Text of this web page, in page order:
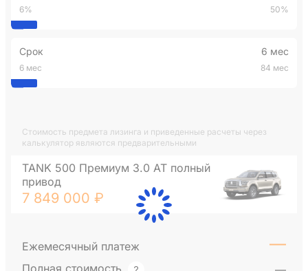
6% 50%
Срок 6 мес
6 мес 84 мес
Стоимость предмета лизинга и приведенные расчеты через
калькулятор являются предварительными
TANK 500 Премиум 3.0 АТ полный
привод
7 849 000 ₽
Ежемесячный платеж —